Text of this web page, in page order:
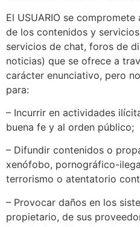
El USUARIO se
de los contenidos y
servicios de chat, foros de
noticias) que se ofrece a
carácter enunciativo, pero
para:
– Incurrir en actividades
buena fe y al orden público;
– Difundir contenidos o
xenófobo, pornográfico-
terrorismo o atentatorio
– Provocar daños en los
propietario, de sus